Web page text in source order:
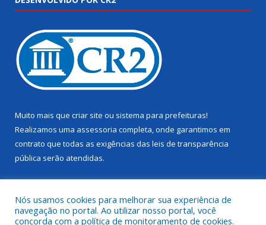
Muito mais que criar site ou sistema para prefeituras!
Realizamos uma assessoria completa, onde garantimos em
contrato que todas as exigências das leis de transparência
pública serão atendidas.
Nós usamos cookies para melhorar sua experiência de
navegação no portal. Ao utilizar nosso portal, você
concorda com a política de monitoramento de cookies.